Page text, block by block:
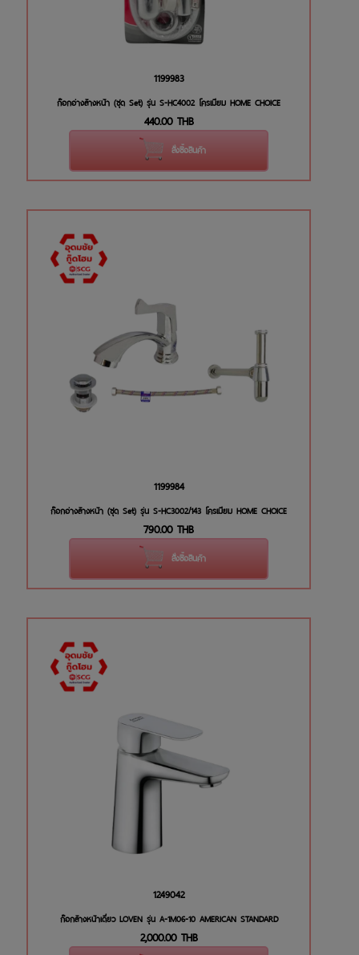
1199983
ก๊อกอ่างล้างหน้า (ชุด Set) รุ่น S-HC4002 โครเมียม HOME CHOICE
440.00 THB
สั่งซื้อสินค้า
1199984
ก๊อกอ่างล้างหน้า (ชุด Set) รุ่น S-HC3002/143 โครเมียม HOME CHOICE
790.00 THB
สั่งซื้อสินค้า
1249042
ก๊อกล้างหน้าเดี่ยว LOVEN รุ่น A-1M06-10 AMERICAN STANDARD
2,000.00 THB